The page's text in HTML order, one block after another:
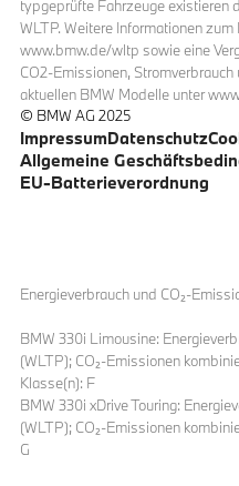
typgeprüfte Fahrzeuge existieren
WLTP. Weitere Informationen
www.bmw.de/wltp sowie eine
CO2-Emissionen,
aktuellen BMW Modelle unter
© BMW AG 2025
ImpressumDatenschutz
Allgemeine
EU-Batterieverordnung
Energieverbrauch und CO₂-
BMW 330i Limousine:
(WLTP); CO₂-Emissionen
Klasse(n): F
BMW 330i xDrive Touring:
(WLTP); CO₂-Emissionen
G